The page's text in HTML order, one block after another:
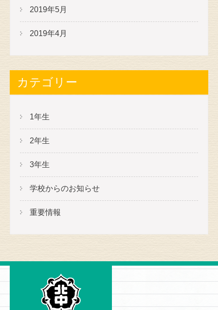
2019年5月
2019年4月
カテゴリー
1年生
2年生
3年生
学校からのお知らせ
重要情報